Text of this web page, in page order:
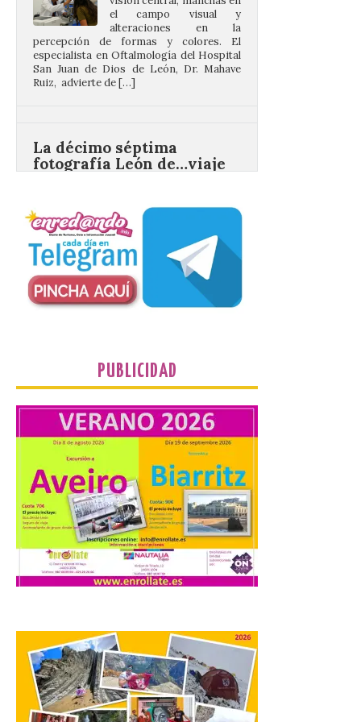
percepción de formas y colores. El
especialista en Oftalmología del Hospital
San Juan de Dios de León, Dr. Mahave
Ruiz, advierte de […]
nos llega desde la
carretera CL 626 con
motivo de la marcha en
6 Ago 2026
Nueva edición de León
de…viaje. Una iniciativa
organizado por la sección
juvenil de la Asociación
jóvenes “Enredando.info”. Eduardo
Morán nos envía desde la carretera […]
Camarzius fest: frente al
macroevento, un festival
cultural transformador
que apuesta por el legado.
6 Ago 2026
Los días 7, 8 y 9 de agosto
de 2026, Camarzana de
Orpheus. Vivimos un momento en el que la
música en directo mueve grandes
fenómenos de […]
PUBLICIDAD